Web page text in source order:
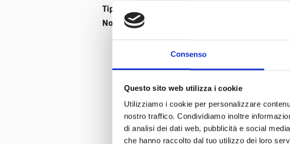
Consenso
Questo sito web utilizza i cookie
Utilizziamo i cookie per personalizzare
nostro traffico. Condividiamo inoltre
di analisi dei dati web, pubblicità e social
che hanno raccolto dal tuo utilizzo dei loro
Tipo:
Nome:Coppa GP del Belgio 1987
Il Gran
Al secondo
britannico
fu
all'incidente